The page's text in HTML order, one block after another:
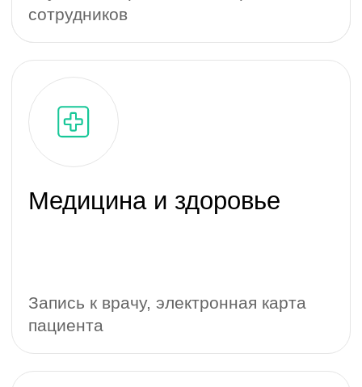
Отели, рестораны
и доставка еды
Заказ и доставка еды, бронь
курьеры
Электронная коммерция
(e-commerce)